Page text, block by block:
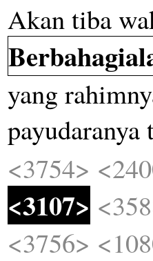
Akantiba
yang
payudaranya
<3754>
<3107>
<3756>